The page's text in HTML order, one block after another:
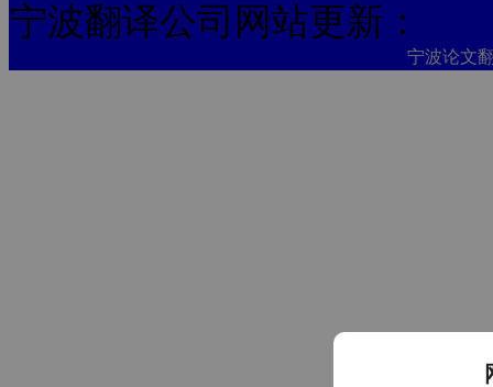
宁波翻译公司网站更新：
宁波论文